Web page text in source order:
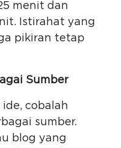
menit dan
Istirahat yang
pikiran tetap
Sumber
ide, cobalah
sumber.
blog yang